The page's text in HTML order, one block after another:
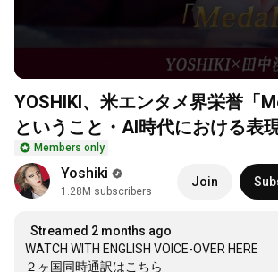
YOSHIKI、米エンタメ界栄誉「
ということ・AI時代における表
Members only
Yoshiki
1.28M subscribers
Join
Streamed 2 months ago
WATCH WITH ENGLISH VOICE-OVER HERE